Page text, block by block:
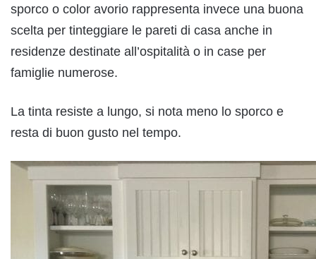
sporco o color avorio rappresenta invece una buona
scelta per tinteggiare le pareti di casa anche in
residenze destinate all’ospitalità o in case per
famiglie numerose.
La tinta resiste a lungo, si nota meno lo sporco e
resta di buon gusto nel tempo.